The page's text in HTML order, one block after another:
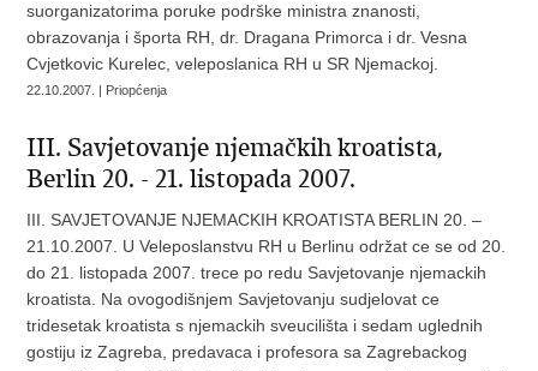
suorganizatorima poruke podrške ministra znanosti,
obrazovanja i športa RH, dr. Dragana Primorca i dr. Vesna
Cvjetkovic Kurelec, veleposlanica RH u SR Njemackoj.
22.10.2007. | Priopćenja
III. Savjetovanje njemačkih kroatista,
Berlin 20. - 21. listopada 2007.
III. SAVJETOVANJE NJEMACKIH KROATISTA BERLIN 20. –
21.10.2007. U Veleposlanstvu RH u Berlinu održat ce se od 20.
do 21. listopada 2007. trece po redu Savjetovanje njemackih
kroatista. Na ovogodišnjem Savjetovanju sudjelovat ce
tridesetak kroatista s njemackih sveucilišta i sedam uglednih
gostiju iz Zagreba, predavaca i profesora sa Zagrebackog